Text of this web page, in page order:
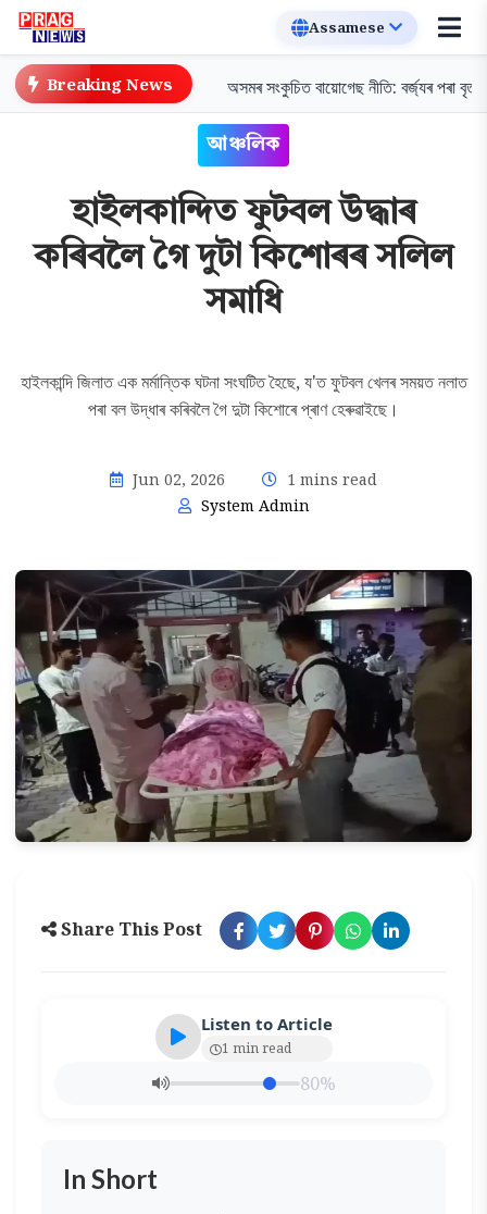
Breaking News
পানীয় বিক্ৰীত নিষেধাজ্ঞা অসমৰ সংকুচিত বায়োগেছ নীতি: বৰ্জ্যৰ পৰা বৃত্তাকাৰ
আঞ্চলিক
হাইলকান্দিত ফুটবল উদ্ধাৰ
কৰিবলৈ গৈ দুটা কিশোৰৰ সলিল
সমাধি
হাইলকান্দি জিলাত এক মৰ্মান্তিক ঘটনা সংঘটিত হৈছে, য'ত ফুটবল খেলৰ সময়ত নলাত
পৰা বল উদ্ধাৰ কৰিবলৈ গৈ দুটা কিশোৰে প্ৰাণ হেৰুৱাইছে।
Jun 02, 2026
1 mins read
System Admin
Share This Post
Listen to Article
1 min read
80%
In Short